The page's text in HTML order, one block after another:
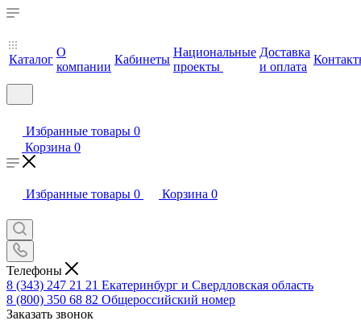
Каталог
О
компании
Кабинеты
Национальные
проекты
Доставка
и оплата
Избранные товары 0
Корзина 0
Избранные товары 0 Корзина 0
Телефоны
8 (343) 247 21 21 Екатеринбург и Свердловская область
8 (800) 350 68 82 Общероссийский номер
Заказать звонок